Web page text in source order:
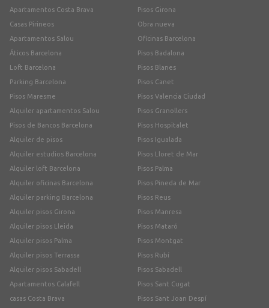
Apartamentos Costa Brava
Casas Pirineos
Apartamentos Salou
Áticos Barcelona
Loft Barcelona
Parking Barcelona
Pisos Maresme
Alquiler apartamentos Salou
Pisos de Bancos Barcelona
Alquiler de pisos
Alquiler estudios Barcelona
Alquiler loft Barcelona
Alquiler oficinas Barcelona
Alquiler parking Barcelona
Alquiler pisos Girona
Alquiler pisos Lleida
Alquiler pisos Palma
Alquiler pisos Terrassa
Alquiler pisos Sabadell
Apartamentos Calafell
casas Costa Brava
Pisos Girona
Obra nueva
Oficinas Barcelona
Pisos Badalona
Pisos Blanes
Pisos Canet
Pisos Valencia Ciudad
Pisos Granollers
Pisos Hospitalet
Pisos Igualada
Pisos Lloret de Mar
Pisos Palma
Pisos Pineda de Mar
Pisos Reus
Pisos Manresa
Pisos Mataró
Pisos Montgat
Pisos Rubí
Pisos Sabadell
Pisos Sant Cugat
Pisos Sant Joan Despí